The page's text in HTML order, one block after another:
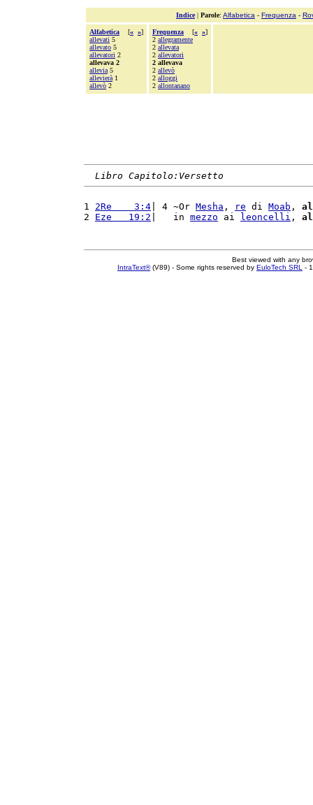
Indice| Parole: Alfabetica - Frequenza -
Alfabetica [« »]
allevati 5
allevato 5
allevatori 2
allevava 2
allevia 5
allevierà 1
allevò 2
Frequenza [« »]
2 allegramente
2 allevata
2 allevatori
2 allevava
2 allevò
2 alloggi
2 allontanano
Libro Capitolo:Versetto
1 2Re    3:4 | 4 ~Or Mesha , re di Moab ,
2 Eze   19:2 |   in mezzo ai leoncelli ,
Best viewed with any
IntraText®(V89) - Some rights reserved by EuloTech SRL -